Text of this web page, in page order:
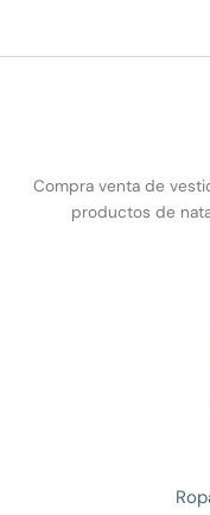
Compra venta de
productos de